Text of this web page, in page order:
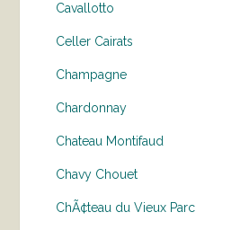
Cavallotto
Celler Cairats
Champagne
Chardonnay
Chateau Montifaud
Chavy Chouet
ChÃ¢teau du Vieux Parc